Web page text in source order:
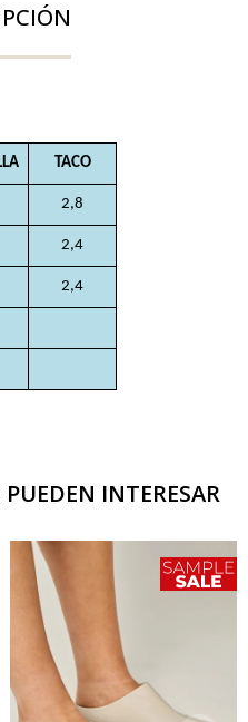
TACO
2,8
2,4
2,4
INTERESAR